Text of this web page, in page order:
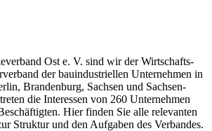
Ost e. V. sind wir der Wirtschafts-
der bauindustriellen Unternehmen in
Brandenburg, Sachsen und Sachsen-
die Interessen von 260 Unternehmen
Hier finden Sie alle relevanten
Struktur und den Aufgaben des Verbandes.